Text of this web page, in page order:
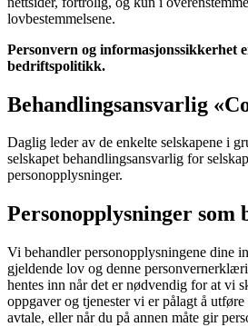
lovbestemmelsene.
Personvern og informasjonssikkerhet
bedriftspolitikk.
Behandlingsansvarlig
Daglig leder av de enkelte selskapene i
selskapet behandlingsansvarlig for
personopplysninger.
Personopplysninger som
Vi behandler personopplysningene dine
gjeldende lov og denne
hentes inn når det er nødvendig for at vi
oppgaver og tjenester vi er pålagt å
avtale, eller når du på annen måte gir